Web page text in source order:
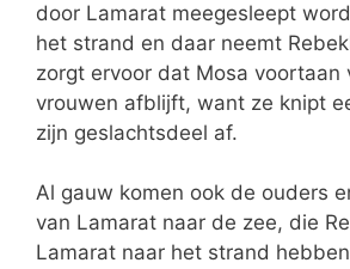
door Lamarat meegesleept
het strand en daar neemt
zorgt ervoor dat Mosa voortaan
vrouwen afblijft, want ze knipt
zijn geslachtsdeel af.
Al gauw komen ook de ouders
van Lamarat naar de zee, die
Lamarat naar het strand